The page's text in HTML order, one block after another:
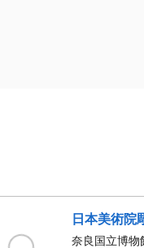
日本美術院
奈良国立博物